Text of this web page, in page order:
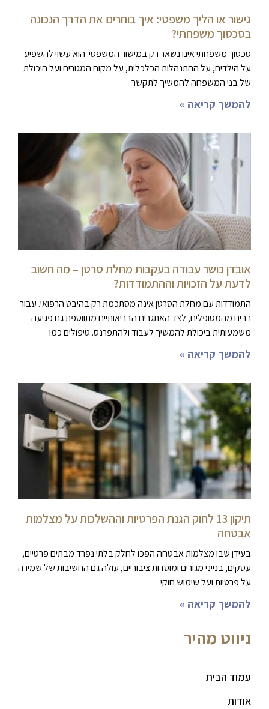
גישור או הליך משפטי: איך בוחרים את הדרך הנכונה
בסכסוך משפחתי?
סכסוך משפחתי אינו נשאר רק במישור המשפטי. הוא עשוי להשפיע
על הילדים, על ההתנהלות הכלכלית, על מקום המגורים ועל היכולת
של בני המשפחה להמשיך לתקשר
להמשך קריאה »
אובדן כושר עבודה בעקבות מחלת סרטן – מה חשוב
לדעת על הזכויות וההתמודדות?
התמודדות עם מחלת הסרטן אינה מסתכמת רק בהיבט הרפואי. עבור
רבים מהמטופלים, לצד האתגרים הבריאותיים מתווספת גם פגיעה
משמעותית ביכולת להמשיך לעבוד ולהתפרנס. טיפולים כמו
להמשך קריאה »
תיקון 13 לחוק הגנת הפרטיות וההשלכות על מצלמות
אבטחה
בעידן שבו מצלמות אבטחה הפכו לחלק בלתי נפרד מבתים פרטיים,
עסקים, בנייני מגורים ומוסדות ציבוריים, עולה גם החשיבות של שמירה
על פרטיות ועל שימוש חוקי
להמשך קריאה »
ניווט מהיר
עמוד הבית
אודות